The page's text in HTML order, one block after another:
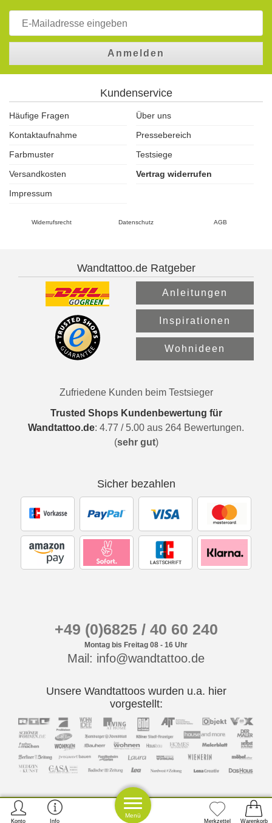
Anmelden
Kundenservice
Häufige Fragen
Über uns
Kontaktaufnahme
Pressebereich
Farbmuster
Testsiege
Versandkosten
Vertrag widerrufen
Impressum
Widerrufsrecht Datenschutz AGB
Wandtattoo.de Ratgeber
Anleitungen
Inspirationen
Wohnideen
Zufriedene Kunden beim Testsieger
Trusted Shops Kundenbewertung für
Wandtattoo.de: 4.77 / 5.00 aus 264 Bewertungen.
(sehr gut)
Sicher bezahlen
+49 (0)6825 / 40 60 240
Montag bis Freitag 08 - 16 Uhr
Mail: info@wandtattoo.de
Unsere Wandtattoos wurden u.a. hier
vorgestellt:
Warenkorb
Merkzettel
Menü
Konto Info